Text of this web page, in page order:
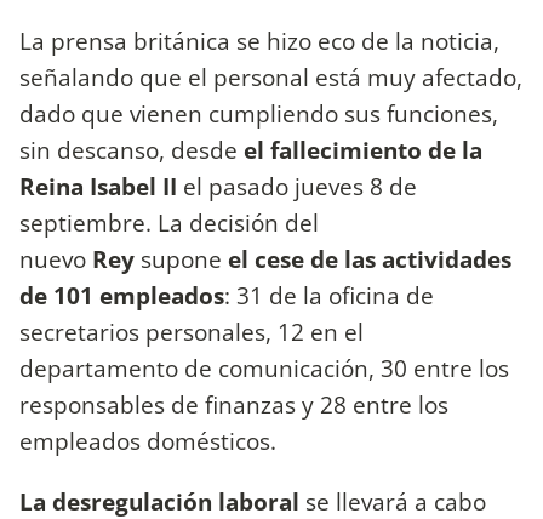
La prensa británica se hizo eco de la noticia,
señalando que el personal está muy afectado,
dado que vienen cumpliendo sus funciones,
sin descanso, desde el fallecimiento de la
Reina Isabel II el pasado jueves 8 de
septiembre. La decisión del
nuevo Rey supone el cese de las actividades
de 101 empleados: 31 de la oficina de
secretarios personales, 12 en el
departamento de comunicación, 30 entre los
responsables de finanzas y 28 entre los
empleados domésticos.
La desregulación laboral se llevará a cabo